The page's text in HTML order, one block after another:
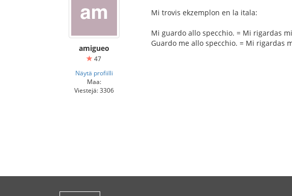
amigueo
47
Näytä profiilli
Maa:
Viestejä: 3306
Mi trovis ekzemplon en la itala:
Mi guardo allo specchio. = Mi rigardas
Guardo me allo specchio. = Mi rigardas